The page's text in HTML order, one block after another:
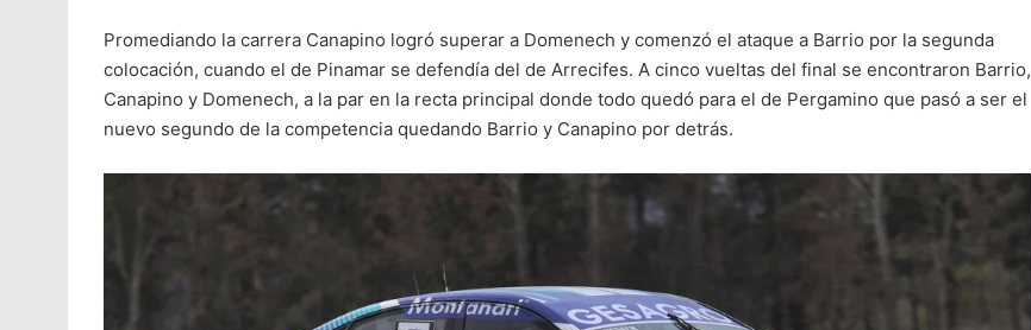
Promediando la carrera Canapino logró superar a Domenech y comenzó el ataque a Barrio por la segunda
colocación, cuando el de Pinamar se defendía del de Arrecifes. A cinco vueltas del final se encontraron Barrio,
Canapino y Domenech, a la par en la recta principal donde todo quedó para el de Pergamino que pasó a ser el
nuevo segundo de la competencia quedando Barrio y Canapino por detrás.